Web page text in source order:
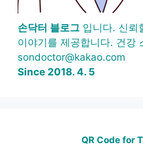
손닥터 블로그 입니다. 신뢰
이야기를 제공합니다. 건강
sondoctor@kakao.com
Since 2018. 4. 5
QR Code for